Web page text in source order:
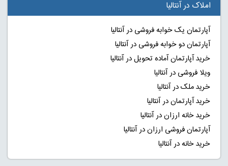
املاک در آنتالیا
آپارتمان یک خوابه فروشی در آنتالیا
آپارتمان دو خوابه فروشی در آنتالیا
خرید آپارتمان آماده تحویل در آنتالیا
ویلا فروشی در آنتالیا
خرید ملک در آنتالیا
خرید آپارتمان در آنتالیا
خرید خانه ارزان در آنتالیا
آپارتمان فروشی ارزان در آنتالیا
خرید خانه در آنتالیا